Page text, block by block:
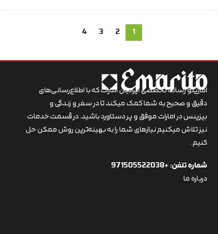
1
2
3
4
اماریتو رسانه تخصصی ایرانیان امارات که با اطلاع‌رسانی‌های
دقیق و صحیح به شما کمک میکند تا در سفر و زندگی و
بیزینس در امارات موفق و پر دستاورد باشید. در قسمت خدمات
نیز تلاش میکنیم نیازهای شما را به بهینه‌ترین روش ممکن حل
کنیم.
شماره تلفن:+971505522038
درباره ما